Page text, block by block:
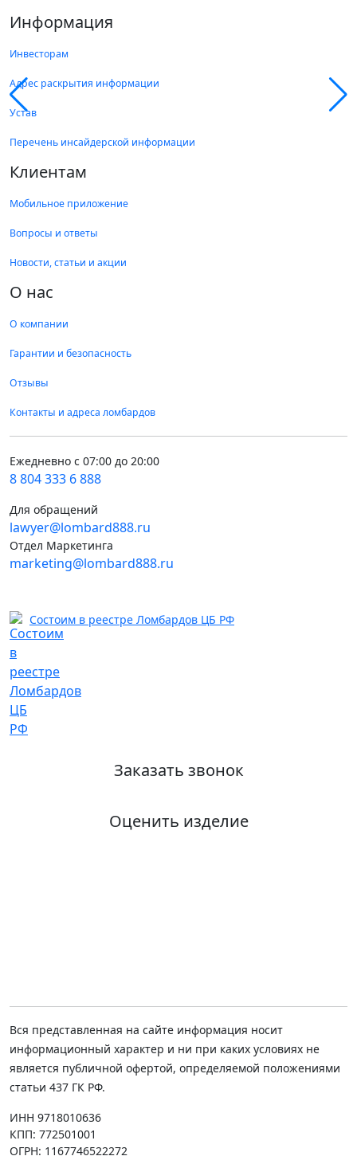
Информация
Инвесторам
Адрес раскрытия информации
Устав
Перечень инсайдерской информации
Клиентам
Мобильное приложение
Вопросы и ответы
Новости, статьи и акции
О нас
О компании
Гарантии и безопасность
Отзывы
Контакты и адреса ломбардов
Ежедневно с 07:00 до 20:00
8 804 333 6 888
Для обращений
lawyer@lombard888.ru
Отдел Маркетинга
marketing@lombard888.ru
Состоим в реестре Ломбардов ЦБ РФ
Заказать звонок
Оценить изделие
Вся представленная на сайте информация носит
информационный характер и ни при каких условиях не
является публичной офертой, определяемой положениями
статьи 437 ГК РФ.
ИНН 9718010636
КПП: 772501001
ОГРН: 1167746522272